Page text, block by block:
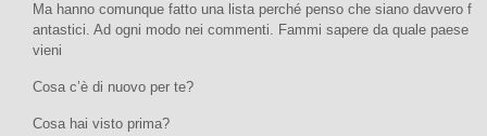
Ma hanno comunque fatto una lista perché penso che siano davvero f
antastici. Ad ogni modo nei commenti. Fammi sapere da quale paese
vieni
Cosa c’è di nuovo per te?
Cosa hai visto prima?